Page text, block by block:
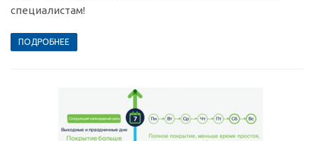
специалистам!
ПОДРОБНЕЕ